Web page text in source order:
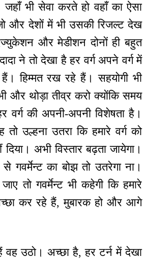
भी सेवा करते हो वहाँ का ऐसा
और देशों में भी उसकी रिजल्ट देख
और मेडीशन दोनों ही बहुत
ने तो देखा है हर वर्ग अपने वर्ग में
हिम्मत रख रहे हैं। सहयोगी भी
और थोड़ा तीव्र करो क्योंकि समय
वर्ग की अपनी-अपनी विशेषता है।
उल्हना उतरा कि हमारे वर्ग को
अभी विस्तार बढ़ता जायेगा।
गवर्मेन्ट का बोझ तो उतरेगा ना।
तो गवर्मेन्ट भी कहेगी कि हमारे
कर रहे हैं, मुबारक हो और आगे
वह उठो। अच्छा है, हर टर्न में देखा